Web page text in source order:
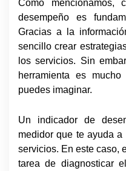
Como mencionamos,
desempeño es
Gracias a la
sencillo crear
los servicios. Sin
herramienta es
puedes imaginar.
Un indicador de
medidor que te ayuda
servicios. En este caso,
tarea de diagnosticar